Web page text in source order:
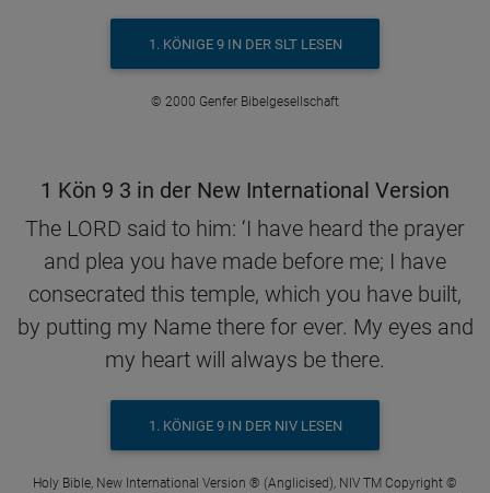
1. KÖNIGE 9 IN DER SLT LESEN
© 2000 Genfer Bibelgesellschaft
1 Kön 9 3 in der New International Version
The LORD said to him: ‘I have heard the prayer
and plea you have made before me; I have
consecrated this temple, which you have built,
by putting my Name there for ever. My eyes and
my heart will always be there.
1. KÖNIGE 9 IN DER NIV LESEN
Holy Bible, New International Version ® (Anglicised), NIV TM Copyright ©